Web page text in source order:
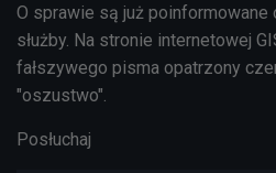
O sprawie są już poinformowane
służby. Na stronie internetowej
fałszywego pisma opatrzony
"oszustwo".
Posłuchaj